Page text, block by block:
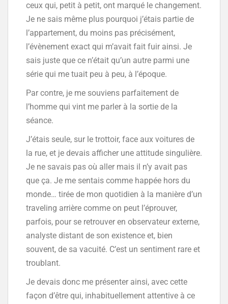
ceux qui, petit à petit, ont marqué le changement.
Je ne sais même plus pourquoi j’étais partie de
l’appartement, du moins pas précisément,
l’évènement exact qui m’avait fait fuir ainsi. Je
sais juste que ce n’était qu’un autre parmi une
série qui me tuait peu à peu, à l’époque.
Par contre, je me souviens parfaitement de
l’homme qui vint me parler à la sortie de la
séance.
J’étais seule, sur le trottoir, face aux voitures de
la rue, et je devais afficher une attitude singulière.
Je ne savais pas où aller mais il n’y avait pas
que ça. Je me sentais comme happée hors du
monde… tirée de mon quotidien à la manière d’un
traveling arrière comme on peut l’éprouver,
parfois, pour se retrouver en observateur externe,
analyste distant de son existence et, bien
souvent, de sa vacuité. C’est un sentiment rare et
troublant.
Je devais donc me présenter ainsi, avec cette
façon d’être qui, inhabituellement attentive à ce